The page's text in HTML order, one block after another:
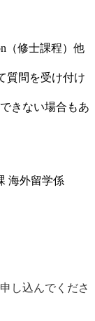
（修士課程）他
質問を受け付け
きない場合もあ
海外留学係
し込んでくださ